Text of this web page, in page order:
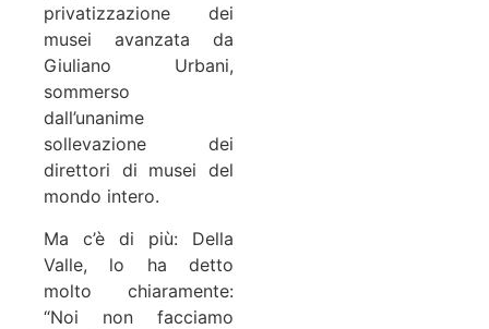
privatizzazione dei
musei avanzata da
Giuliano Urbani,
sommerso
dall’unanime
sollevazione dei
direttori di musei del
mondo intero.
Ma c’è di più: Della
Valle, lo ha detto
molto chiaramente:
“Noi non facciamo